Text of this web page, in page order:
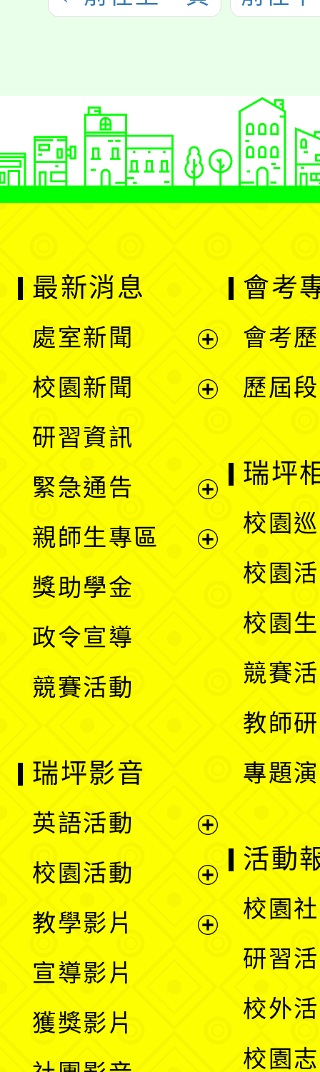
最新消息
處室新聞
單
校園新聞
選
單
研習資訊
緊急通告
親師生專區
獎助學金
政令宣導
競賽活動
會考
會考
歷屆
瑞坪
校園
校園
校園
競賽
教師
專題
瑞坪影音
英語活動
選
校園活動
教學影片
宣導影片
獲獎影片
活動
校園
研習
校外
校園